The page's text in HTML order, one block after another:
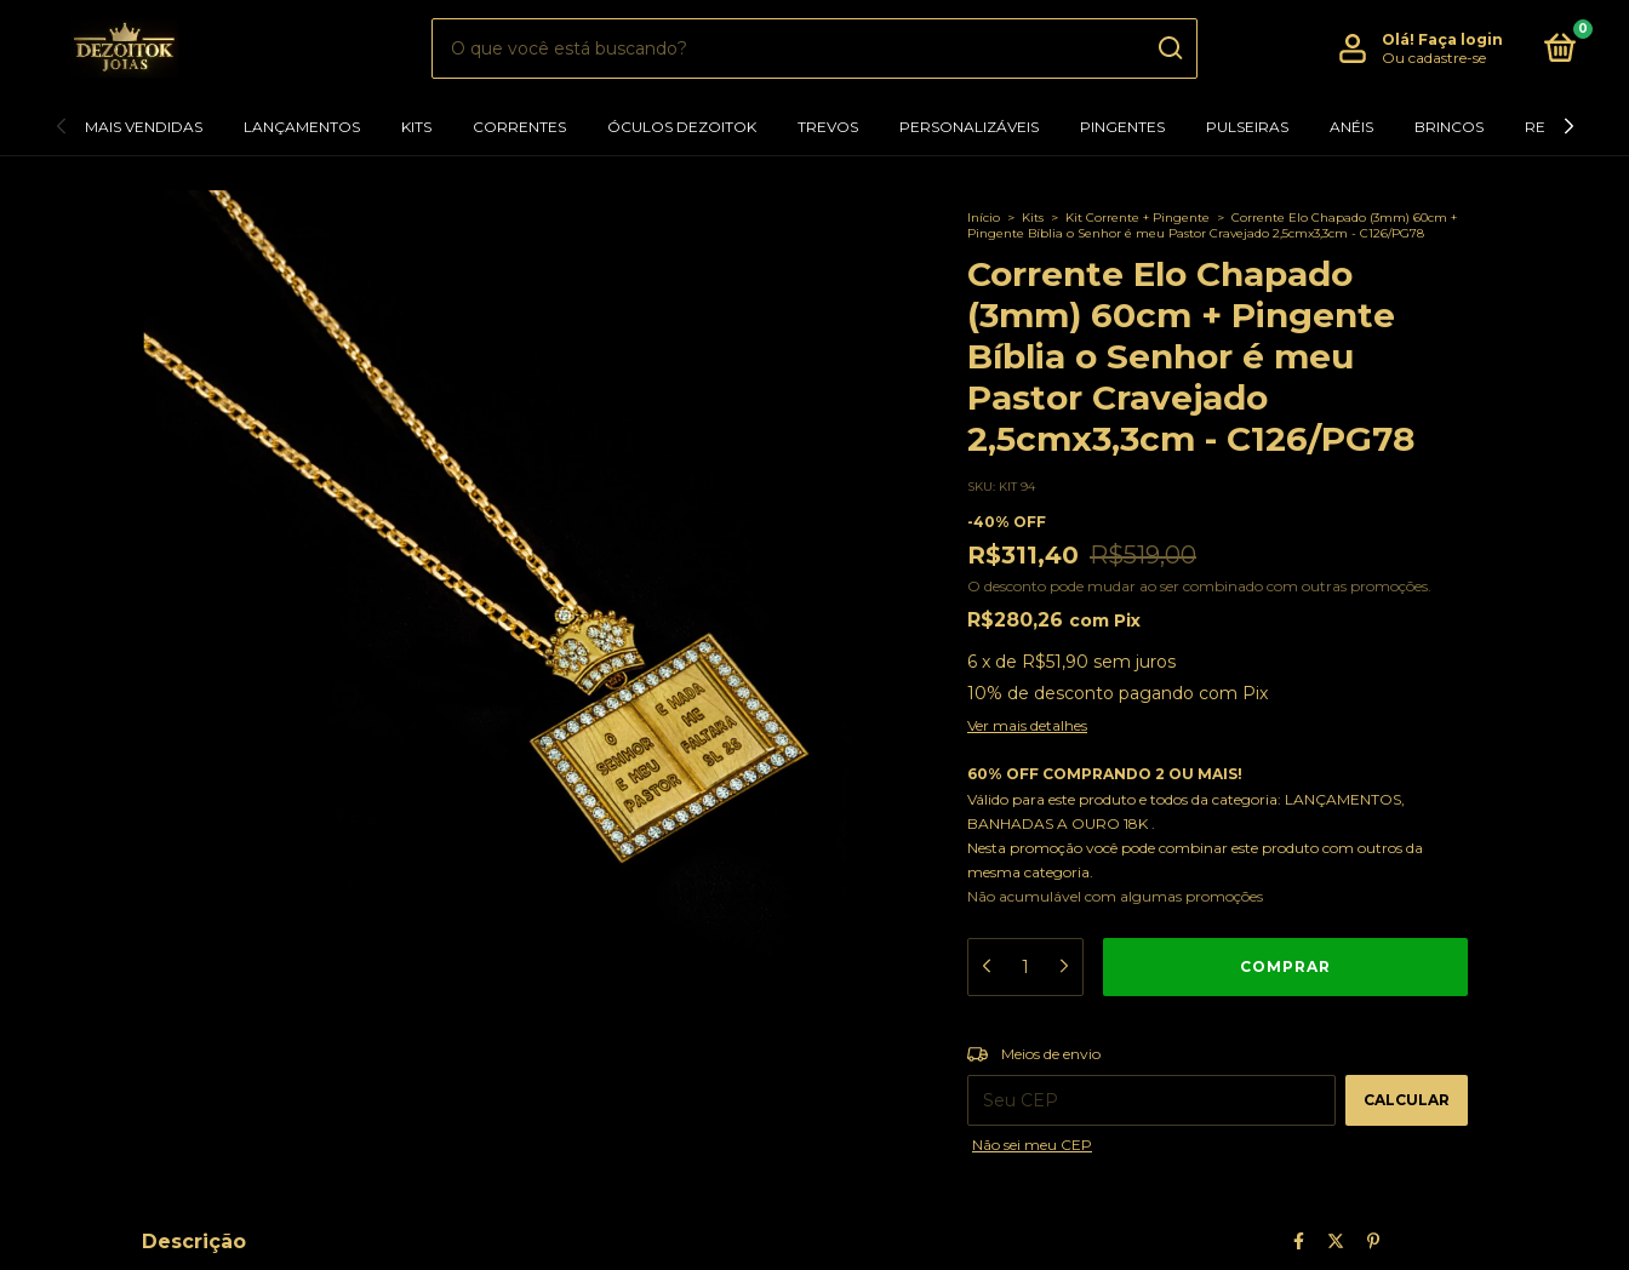
Olá! Faça login
Ou cadastre-se
0
MAIS VENDIDAS LANÇAMENTOS KITS CORRENTES ÓCULOS DEZOITOK TREVOS PERSONALIZÁVEIS PINGENTES PULSEIRAS ANÉIS BRINCOS RELÓGIOS
Início > Kits > Kit Corrente + Pingente > Corrente Elo Chapado (3mm) 60cm +
Pingente Bíblia o Senhor é meu Pastor Cravejado 2,5cmx3,3cm - C126/PG78
Corrente Elo Chapado
(3mm) 60cm + Pingente
Bíblia o Senhor é meu
Pastor Cravejado
2,5cmx3,3cm - C126/PG78
SKU: KIT 94
-40% OFF
R$311,40 R$519,00
O desconto pode mudar ao ser combinado com outras promoções.
R$280,26 com Pix
6 x de R$51,90 sem juros
10% de desconto pagando com Pix
Ver mais detalhes
60% OFF COMPRANDO 2 OU MAIS!
Válido para este produto e todos da categoria: LANÇAMENTOS,
BANHADAS A OURO 18K .
Nesta promoção você pode combinar este produto com outros da
mesma categoria.
Não acumulável com algumas promoções
Entregas para o CEP:
Meios de envio
CALCULAR
Não sei meu CEP
Descrição